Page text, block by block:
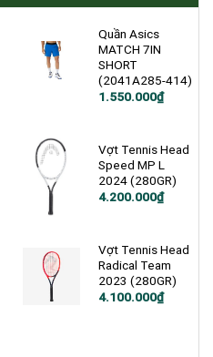
Quần Asics
MATCH 7IN
SHORT
(2041A285-414)
1.550.000₫
Vợt Tennis Head
Speed MP L
2024 (280GR)
4.200.000₫
Vợt Tennis Head
Radical Team
2023 (280GR)
4.100.000₫